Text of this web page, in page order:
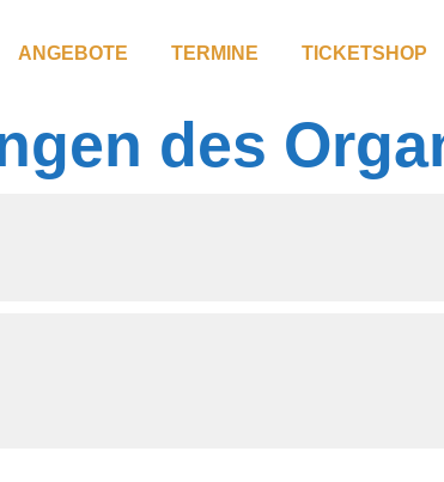
ANGEBOTE TERMINE TICKETSHOP
des